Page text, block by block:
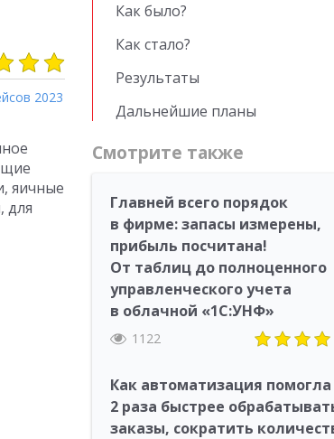
2023
яичные
для
Как было?
Как стало?
Результаты
Дальнейшие планы
Смотрите также
Главней всего порядок
в фирме: запасы измерены,
прибыль посчитана!
От таблиц до полноценного
управленческого учета
в облачной «1С:УНФ»
1122
Как автоматизация помогла
2 раза быстрее
заказы, сократить